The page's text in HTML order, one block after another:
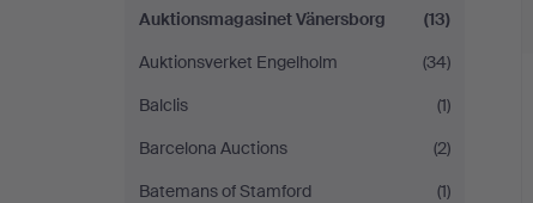
Auktionsmagasinet Vänersborg
(13)
Auktionsverket Engelholm
(34)
Balclis
(1)
Barcelona Auctions
(2)
Batemans of Stamford
(1)